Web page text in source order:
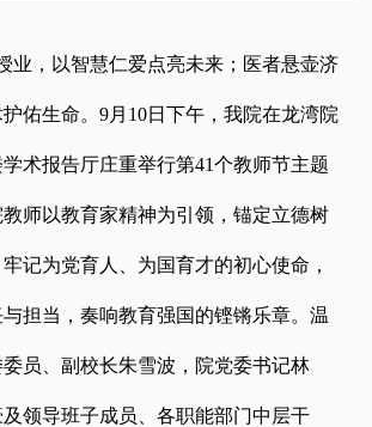
业，以智慧仁爱点亮未来；医者悬壶济
佑生命。9月10日下午，我院在龙湾院
术报告厅庄重举行第41个教师节主题
师以教育家精神为引领，锚定立德树
记为党育人、为国育才的初心使命，
担当，奏响教育强国的铿锵乐章。温
员、副校长朱雪波，院党委书记林
领导班子成员、各职能部门中层干